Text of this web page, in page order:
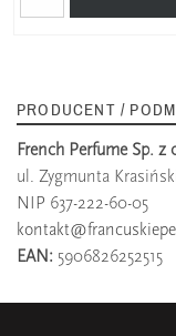
PRODUCENT /
French Perfume Sp. z
ul. Zygmunta
NIP 637-222-60-05
EAN: 5906826252515